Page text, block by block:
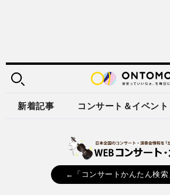
新着記事 コンサート＆イベント
←「コンサートかんたん検索